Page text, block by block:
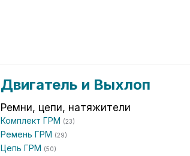
Двигатель и Выхлоп
Ремни, цепи, натяжители
Комплект ГРМ (23)
Ремень ГРМ (29)
Цепь ГРМ (50)